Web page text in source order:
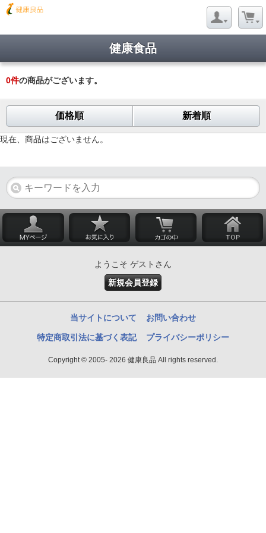
健康食品
0件の商品がございます。
価格順 新着順
現在、商品はございません。
ようこそ ゲストさん
新規会員登録
当サイトについて お問い合わせ
特定商取引法に基づく表記 プライバシーポリシー
Copyright © 2005- 2026 健康良品 All rights reserved.